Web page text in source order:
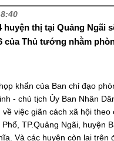
huyện thị tại Quảng Ngãi
của Thủ tướng nhằm
khẩn của Ban chỉ đạo
- chủ tịch Ủy Ban Nhân
việc giãn cách xã hội theo
TP.Quảng Ngãi, huyện
Và các huyện còn lại trên